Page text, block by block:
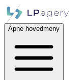
Åpne hovedmeny